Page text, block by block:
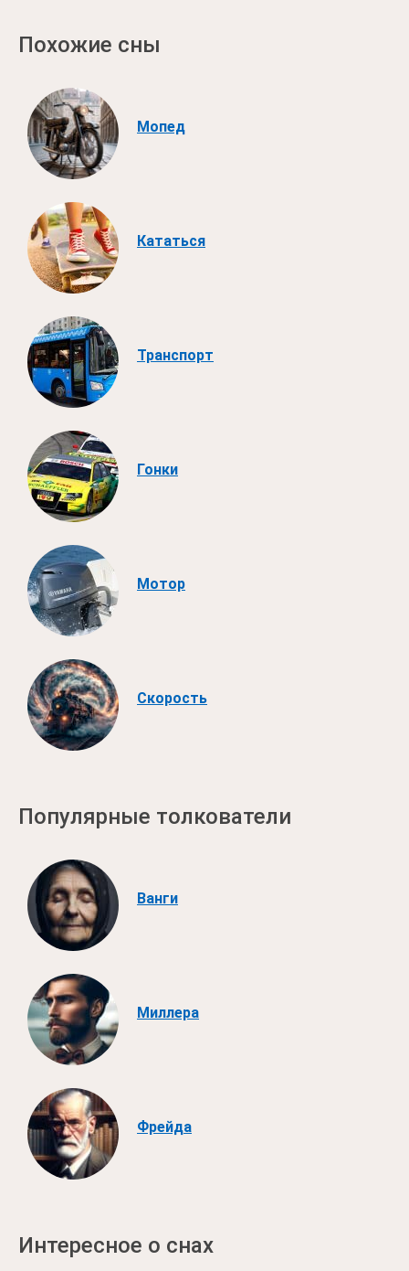
Похожие сны
Мопед
Кататься
Транспорт
Гонки
Мотор
Скорость
Популярные толкователи
Ванги
Миллера
Фрейда
Интересное о снах